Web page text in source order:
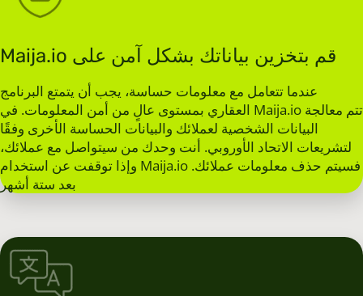
Maija.io قم بتخزين بياناتك بشكل آمن على
عندما تتعامل مع معلومات حساسة، يجب أن يتمتع البرنامج
العقاري بمستوى عالٍ من أمن المعلومات. في Maija.io تتم معالجة
البيانات الشخصية لعملائك والبيانات الحساسة الأخرى وفقًا
لتشريعات الاتحاد الأوروبي. أنت وحدك من سيتواصل مع عملائك،
وإذا توقفت عن استخدام Maija.io .فسيتم حذف معلومات عملائك
بعد ستة أشهر